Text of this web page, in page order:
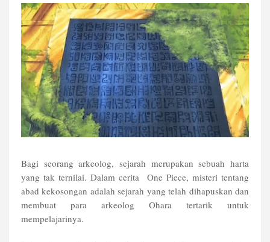
Bagi seorang arkeolog, sejarah merupakan sebuah harta
yang tak ternilai. Dalam cerita
One Piece, misteri tentang
abad kekosongan adalah sejarah yang telah dihapuskan dan
membuat para arkeolog Ohara tertarik untuk
mempelajarinya.